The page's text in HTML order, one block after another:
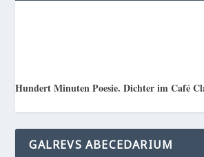
Hundert Minuten Poesie. Dichter im Café
GALREVS ABECEDARIUM